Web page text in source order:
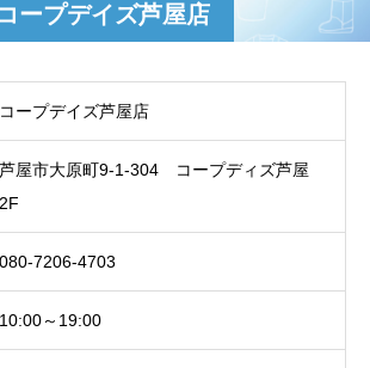
コープデイズ芦屋店
コープデイズ芦屋店
芦屋市大原町9-1-304 コープディズ芦屋
2F
080-7206-4703
10:00～19:00